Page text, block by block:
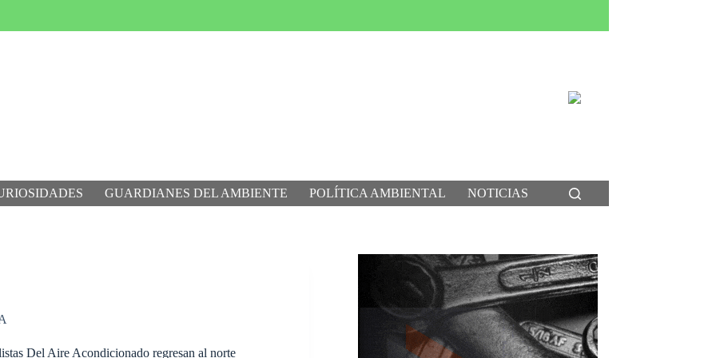
GUARDIANES DEL AMBIENTE POLÍTICA AMBIENTAL NOTICIAS
Del Aire Acondicionado regresan al norte